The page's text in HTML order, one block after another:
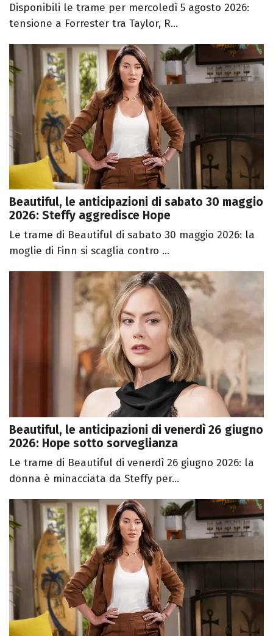
Disponibili le trame per mercoledì 5 agosto 2026:
tensione a Forrester tra Taylor, R...
Beautiful, le anticipazioni di sabato 30 maggio
2026: Steffy aggredisce Hope
Le trame di Beautiful di sabato 30 maggio 2026: la
moglie di Finn si scaglia contro ...
Beautiful, le anticipazioni di venerdì 26 giugno
2026: Hope sotto sorveglianza
Le trame di Beautiful di venerdì 26 giugno 2026: la
donna è minacciata da Steffy per...